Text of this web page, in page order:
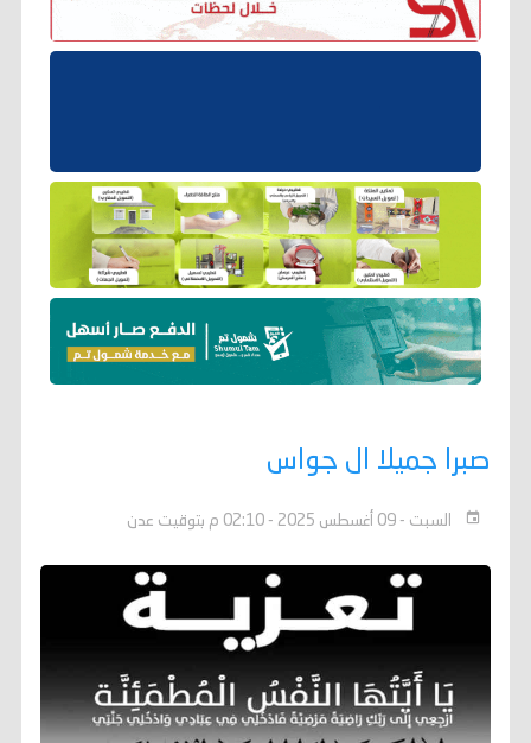
صبرا جميلا ال جواس
السبت - 09 أغسطس 2025 - 02:10 م بتوقيت عدن